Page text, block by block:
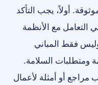
أولاً، يجب التأكد
التعامل مع الأنظمة
وليس فقط المباني
ومتطلبات السلامة.
أو أمثلة لأعمال